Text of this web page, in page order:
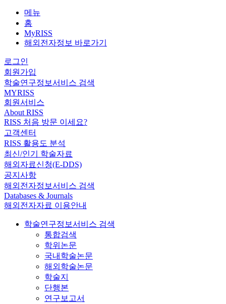
메뉴
홈
MyRISS
해외전자정보 바로가기
로그인
회원가입
학술연구정보서비스 검색
MYRISS
회원서비스
About RISS
RISS 처음 방문 이세요?
고객센터
RISS 활용도 분석
최신/인기 학술자료
해외자료신청(E-DDS)
공지사항
해외전자정보서비스 검색
Databases & Journals
해외전자자료 이용안내
학술연구정보서비스 검색
통합검색
학위논문
국내학술논문
해외학술논문
학술지
단행본
연구보고서